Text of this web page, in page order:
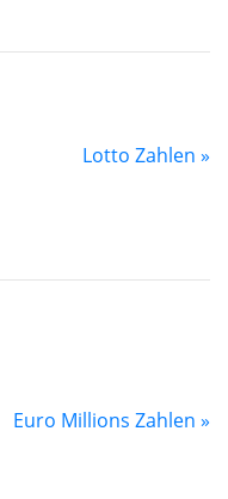
Lotto Zahlen »
Euro Millions Zahlen »